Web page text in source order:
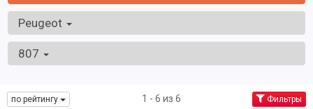
Peugeot
807
по рейтингу 1 - 6 из 6 Фильтры